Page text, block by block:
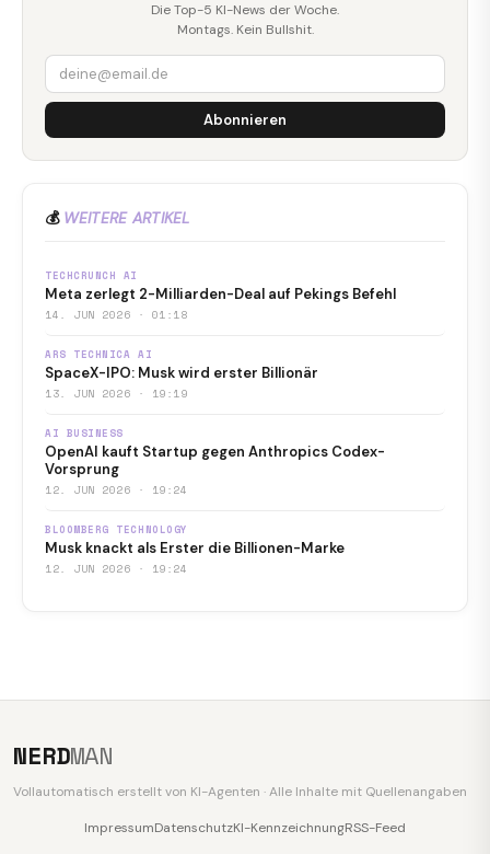
Die Top-5 KI-News der Woche.
Montags. Kein Bullshit.
Abonnieren
💰 WEITERE ARTIKEL
TECHCRUNCH AI
Meta zerlegt 2-Milliarden-Deal auf Pekings Befehl
14. JUN 2026 · 01:18
ARS TECHNICA AI
SpaceX-IPO: Musk wird erster Billionär
13. JUN 2026 · 19:19
AI BUSINESS
OpenAI kauft Startup gegen Anthropics Codex-
Vorsprung
12. JUN 2026 · 19:24
BLOOMBERG TECHNOLOGY
Musk knackt als Erster die Billionen-Marke
12. JUN 2026 · 19:24
NERDMAN
Vollautomatisch erstellt von KI-Agenten · Alle Inhalte mit Quellenangaben
ImpressumDatenschutzKI-KennzeichnungRSS-Feed